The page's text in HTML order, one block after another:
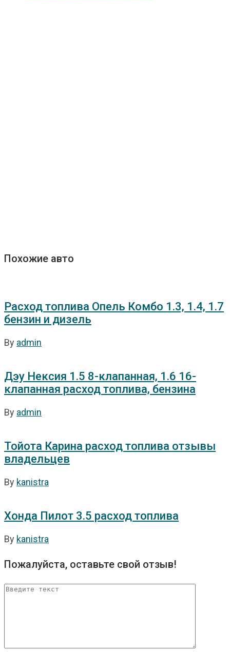
Похожие авто
Расход топлива Опель Комбо 1.3, 1.4, 1.7
бензин и дизель
By admin
Дэу Нексия 1.5 8-клапанная, 1.6 16-
клапанная расход топлива, бензина
By admin
Тойота Карина расход топлива отзывы
владельцев
By kanistra
Хонда Пилот 3.5 расход топлива
By kanistra
Пожалуйста, оставьте свой отзыв!